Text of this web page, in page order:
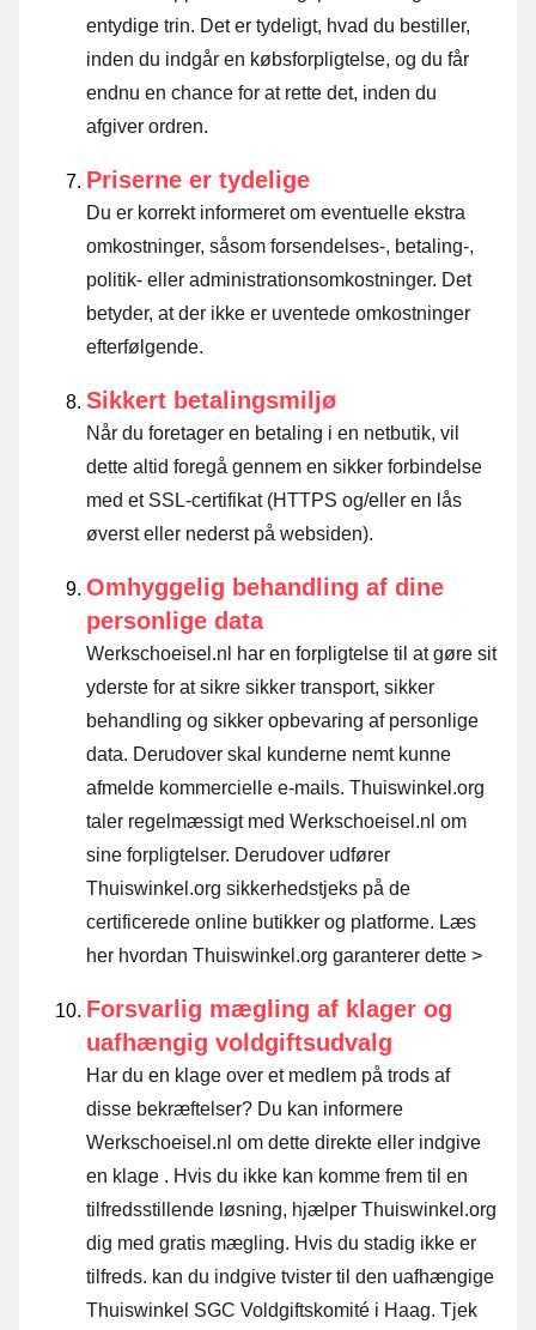
entydige trin. Det er tydeligt, hvad du bestiller,
inden du indgår en købsforpligtelse, og du får
endnu en chance for at rette det, inden du
afgiver ordren.
Priserne er tydelige
Du er korrekt informeret om eventuelle ekstra
omkostninger, såsom forsendelses-, betaling-,
politik- eller administrationsomkostninger. Det
betyder, at der ikke er uventede omkostninger
efterfølgende.
Sikkert betalingsmiljø
Når du foretager en betaling i en netbutik, vil
dette altid foregå gennem en sikker forbindelse
med et SSL-certifikat (HTTPS og/eller en lås
øverst eller nederst på websiden).
Omhyggelig behandling af dine
personlige data
Werkschoeisel.nl har en forpligtelse til at gøre sit
yderste for at sikre sikker transport, sikker
behandling og sikker opbevaring af personlige
data. Derudover skal kunderne nemt kunne
afmelde kommercielle e-mails. Thuiswinkel.org
taler regelmæssigt med Werkschoeisel.nl om
sine forpligtelser. Derudover udfører
Thuiswinkel.org sikkerhedstjeks på de
certificerede online butikker og platforme. Læs
her hvordan Thuiswinkel.org garanterer dette >
Forsvarlig mægling af klager og
uafhængig voldgiftsudvalg
Har du en klage over et medlem på trods af
disse bekræftelser? Du kan informere
Werkschoeisel.nl om dette direkte eller indgive
en klage . Hvis du ikke kan komme frem til en
tilfredsstillende løsning, hjælper Thuiswinkel.org
dig med gratis mægling. Hvis du stadig ikke er
tilfreds. kan du indgive tvister til den uafhængige
Thuiswinkel SGC Voldgiftskomité i Haag. Tjek